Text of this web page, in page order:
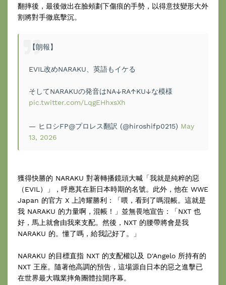
翻摔後，最後做出在臉頰劃下傷痕的手勢，以得意技變形大外
割將對手徹底擊沉。
【朗報】
EVIL改めNARAKU、英語もイケる
そしてNARAKUの発音はNA↓RA↑KU↓な模様
pic.twitter.com/LqgEHhxsXh
— ヒロシFP@プロレス翻訳 (@hiroshifp0215) May
13, 2026
獲得快勝的 NARAKU 對著轉播鏡頭大喊「我就是純粹的惡
（EVIL）」，呼應其在新日本時期的名號。此外，他在 WWE
Japan 的官方 X 上誇耀勝利：「喂，看到了嗎混帳。這就是
我 NARAKU 的力量啊，混帳！」並無畏地宣告：「NXT 也
好，馬上就會由我來支配。然後，NXT 的腰帶將會是我
NARAKU 的。懂了嗎，給我記好了。」
NARAKU 的目標直指 NXT 的支配權以及 D'Angelo 所持有的
NXT 王座。隨著他高調的預告，這場源自日本的惡之進擊已
在世界最大職業摔角團體拉開序幕。